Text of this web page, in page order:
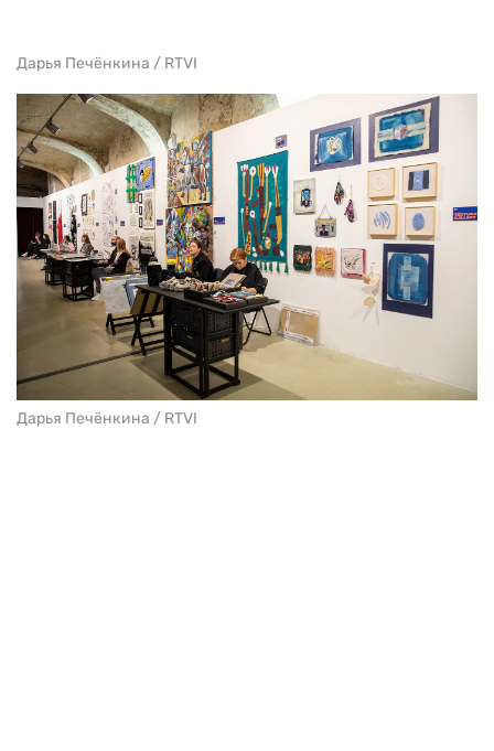
Дарья Печёнкина / RTVI
Дарья Печёнкина / RTVI